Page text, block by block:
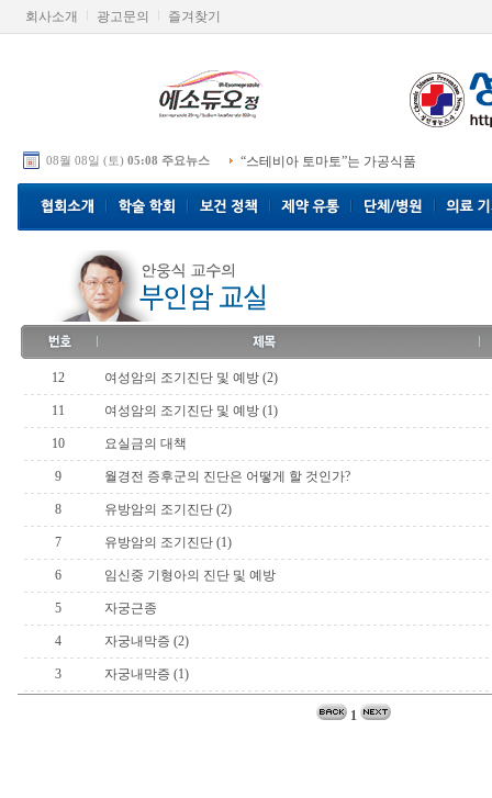
회사소개 광고문의 즐겨찾기
08월 08일 (토) 05:08 주요뉴스 “스테비아 토마토”는 가공식품
12 여성암의 조기진단 및 예방 (2)
11 여성암의 조기진단 및 예방 (1)
10 요실금의 대책
9 월경전 증후군의 진단은 어떻게 할 것인가?
8 유방암의 조기진단 (2)
7 유방암의 조기진단 (1)
6 임신중 기형아의 진단 및 예방
5 자궁근종
4 자궁내막증 (2)
3 자궁내막증 (1)
1